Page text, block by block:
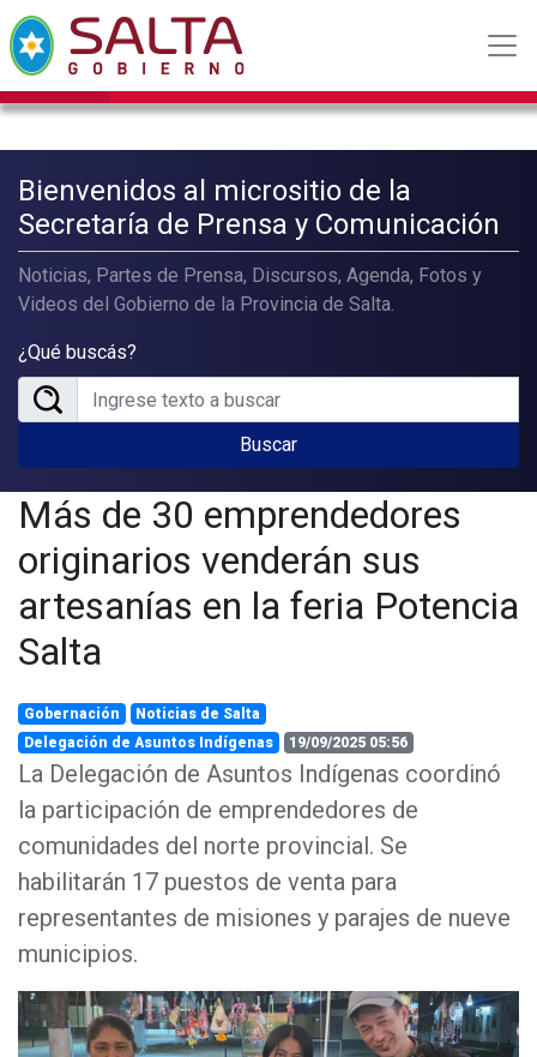
Bienvenidos al micrositio de la
Secretaría de Prensa y Comunicación
Noticias, Partes de Prensa, Discursos, Agenda, Fotos y
Videos del Gobierno de la Provincia de Salta.
¿Qué buscás?
Buscar
Más de 30 emprendedores
originarios venderán sus
artesanías en la feria Potencia
Salta
Gobernación
Noticias de Salta
Delegación de Asuntos Indígenas
19/09/2025 05:56
La Delegación de Asuntos Indígenas coordinó
la participación de emprendedores de
comunidades del norte provincial. Se
habilitarán 17 puestos de venta para
representantes de misiones y parajes de nueve
municipios.